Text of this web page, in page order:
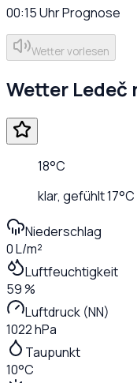
00:15UhrPrognose
Wetter vorlesen
Wetter Ledeč
18°C
klar, gefühlt17°C
Niederschlag
0 L/m²
Luftfeuchtigkeit
59 %
Luftdruck (NN)
1022 hPa
Taupunkt
10°C